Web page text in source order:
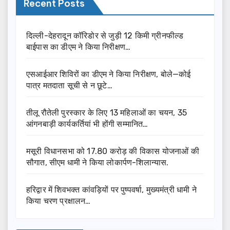
Recent Posts
दिल्ली-देहरादून कॉरिडोर से जुड़ी 12 किमी ग्रीनफील्ड
बाईपास का डीएम ने किया निरीक्षण…
एसआईआर शिविरों का डीएम ने किया निरीक्षण, बोले—कोई
पात्र मतदाता सूची से न छूटे…
तीलू रौतेली पुरस्कार के लिए 13 महिलाओं का चयन, 35
आंगनबाड़ी कार्यकर्तियां भी होंगी सम्मानित…
मसूरी विधानसभा को 17.80 करोड़ की विकास योजनाओं की
सौगात, सीएम धामी ने किया लोकार्पण-शिलान्यास.
हरिद्वार में शिवभक्त कांवड़ियों पर पुष्पवर्षा, मुख्यमंत्री धामी ने
किया चरण प्रक्षालन…